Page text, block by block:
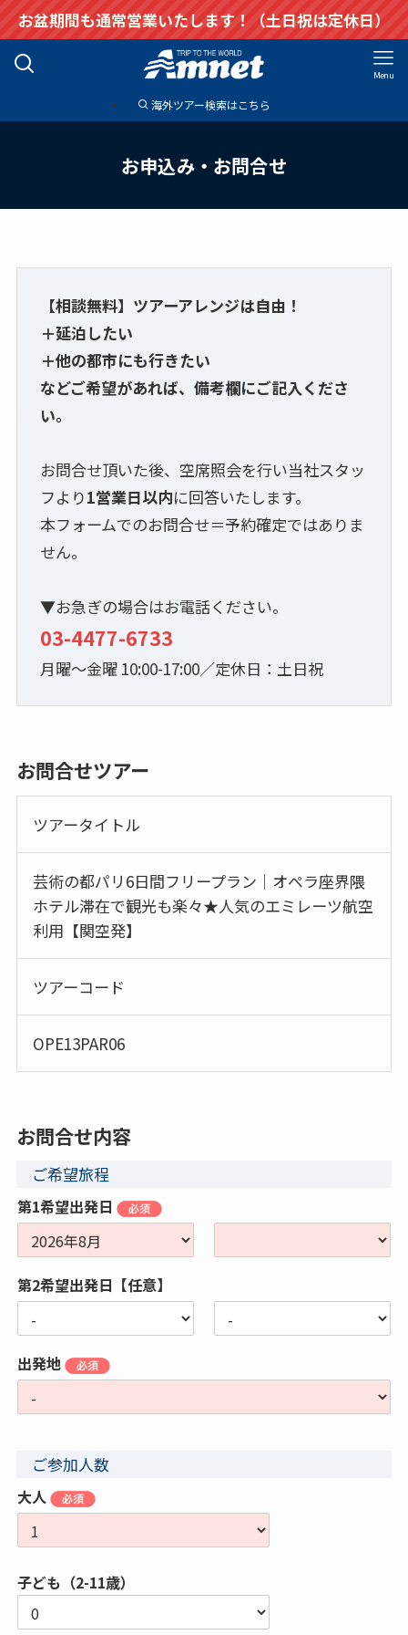
お盆期間も通常営業いたします！（土日祝は定休日）
Menu
海外ツアー検索はこちら
お申込み・お問合せ
【相談無料】ツアーアレンジは自由！
＋延泊したい
＋他の都市にも行きたい
などご希望があれば、備考欄にご記入くださ
い。
お問合せ頂いた後、空席照会を行い当社スタッ
フより1営業日以内に回答いたします。
本フォームでのお問合せ＝予約確定ではありま
せん。
▼お急ぎの場合はお電話ください。
03-4477-6733
月曜～金曜 10:00-17:00／定休日：土日祝
お問合せツアー
ツアータイトル
芸術の都パリ6日間フリープラン｜オペラ座界隈
ホテル滞在で観光も楽々★人気のエミレーツ航空
利用【関空発】
ツアーコード
OPE13PAR06
お問合せ内容
ご希望旅程
第1希望出発日
第2希望出発日【任意】
出発地
ご参加人数
大人
子ども（2-11歳）